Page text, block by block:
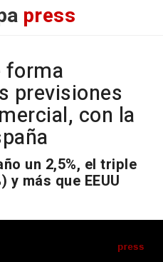
press
forma
previsiones
con la
un 2,5%, el triple
y más que EEUU